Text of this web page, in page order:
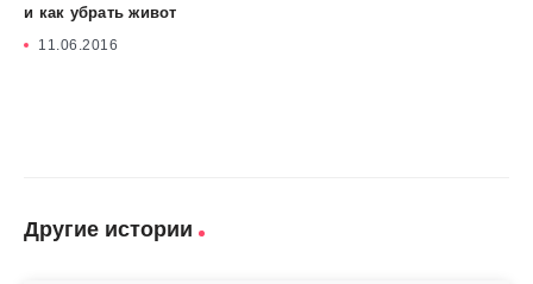
и как убрать живот
11.06.2016
Другие истории